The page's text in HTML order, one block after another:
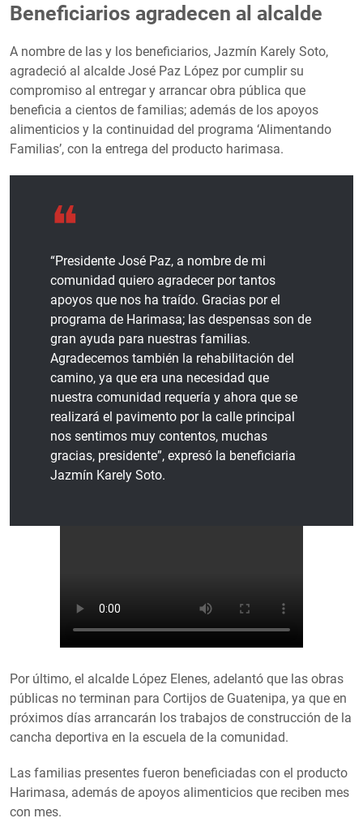
Beneficiarios agradecen al alcalde
A nombre de las y los beneficiarios, Jazmín Karely Soto,
agradeció al alcalde José Paz López por cumplir su
compromiso al entregar y arrancar obra pública que
beneficia a cientos de familias; además de los apoyos
alimenticios y la continuidad del programa ‘Alimentando
Familias’, con la entrega del producto harimasa.
“Presidente José Paz, a nombre de mi
comunidad quiero agradecer por tantos
apoyos que nos ha traído. Gracias por el
programa de Harimasa; las despensas son de
gran ayuda para nuestras familias.
Agradecemos también la rehabilitación del
camino, ya que era una necesidad que
nuestra comunidad requería y ahora que se
realizará el pavimento por la calle principal
nos sentimos muy contentos, muchas
gracias, presidente”, expresó la beneficiaria
Jazmín Karely Soto.
Por último, el alcalde López Elenes, adelantó que las obras
públicas no terminan para Cortijos de Guatenipa, ya que en
próximos días arrancarán los trabajos de construcción de la
cancha deportiva en la escuela de la comunidad.
Las familias presentes fueron beneficiadas con el producto
Harimasa, además de apoyos alimenticios que reciben mes
con mes.